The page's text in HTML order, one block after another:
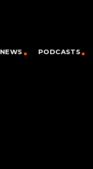
NEWS PODCASTS